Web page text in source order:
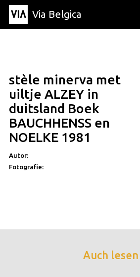
Via Belgica
Artikel
Bildung
Rezept
Freunde
Über Via Belgica
Über Via Belgica
Forschung
Ausbildung
Freunde
Der Reiseführer
Organisation
Kontakt
Presse
Gemeinden
stèle minerva met
uiltje ALZEY in
duitsland Boek
BAUCHHENSS en
NOELKE 1981
Autor:
Fotografie:
Auch lesen